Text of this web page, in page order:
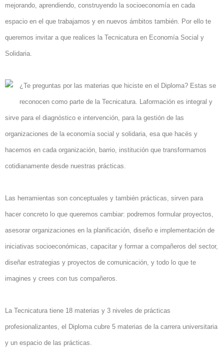
mejorando, aprendiendo, construyendo la socioeconomía en cada
espacio en el que trabajamos y en nuevos ámbitos también. Por ello te
queremos invitar a que realices la Tecnicatura en Economía Social y
Solidaria.
¿Te preguntas por las materias que hiciste en el Diploma? Estas se
reconocen como parte de la Tecnicatura. Laformación es integral y
sirve para el diagnóstico e intervención, para la gestión de las
organizaciones de la economía social y solidaria, esa que hacés y
hacemos en cada organización, barrio, institución que transformamos
cotidianamente desde nuestras prácticas.
Las herramientas son conceptuales y también prácticas, sirven para
hacer concreto lo que queremos cambiar: podremos formular proyectos,
asesorar organizaciones en la planificación, diseño e implementación de
iniciativas socioeconómicas, capacitar y formar a compañeros del sector,
diseñar estrategias y proyectos de comunicación, y todo lo que te
imagines y crees con tus compañeros.
La Tecnicatura tiene 18 materias y 3 niveles de prácticas
profesionalizantes, el Diploma cubre 5 materias de la carrera universitaria
y un espacio de las prácticas.